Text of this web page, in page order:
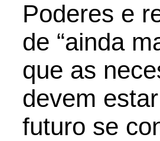
Poderes e
de “ainda
que as
devem
futuro se